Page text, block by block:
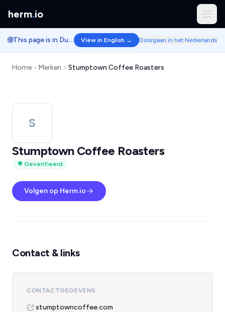
herm.io
🌐 This page is in Dutch. View in English → Doorgaan in het Nederlands
Home Merken Stumptown Coffee Roasters
S
Stumptown Coffee Roasters
Geverifieerd
Volgen op Herm.io
Contact & links
CONTACTGEGEVENS
stumptowncoffee.com